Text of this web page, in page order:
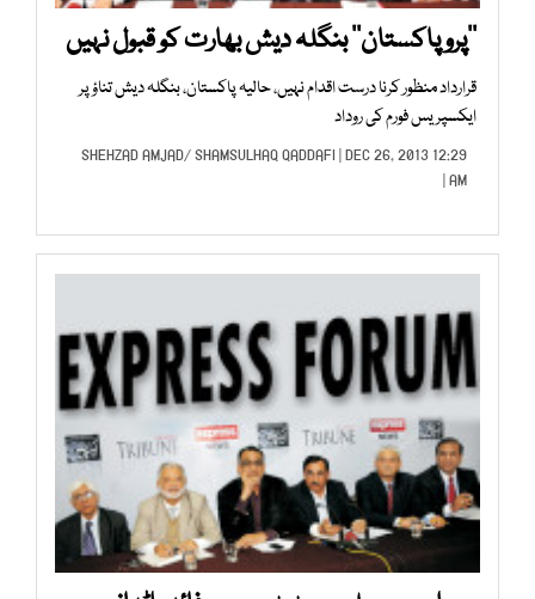
’’پرو پاکستان‘‘ بنگلہ دیش بھارت کو قبول نہیں
قرارداد منظور کرنا درست اقدام نہیں، حالیہ پاکستان، بنگلہ دیش تناؤ پر
ایکسپریس فورم کی روداد
SHEHZAD AMJAD/SHAMSULHAQ QADDAFI | DEC 26, 2013 12:29
AM |